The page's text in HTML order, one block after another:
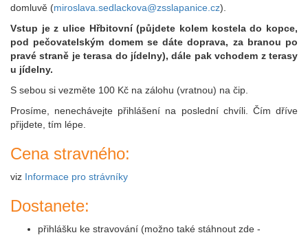
domluvě (miroslava.sedlackova@zsslapanice.cz).
Vstup je z ulice Hřbitovní (půjdete kolem kostela do kopce,
pod pečovatelským domem se dáte doprava, za branou po
pravé straně je terasa do jídelny), dále pak vchodem z terasy
u jídelny.
S sebou si vezměte 100 Kč na zálohu (vratnou) na čip.
Prosíme, nenechávejte přihlášení na poslední chvíli. Čím dříve
přijdete, tím lépe.
Cena stravného:
viz Informace pro strávníky
Dostanete:
přihlášku ke stravování (možno také stáhnout zde -